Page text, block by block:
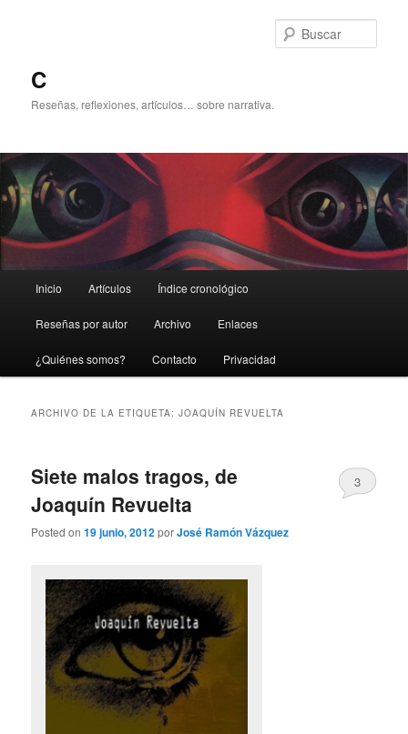
C
Reseñas, reflexiones, artículos… sobre narrativa.
principal
Inicio Artículos Índice cronológico
Reseñas por autor Archivo Enlaces
¿Quiénes somos? Contacto Privacidad
ARCHIVO DE LA ETIQUETA:JOAQUÍN REVUELTA
Siete malos tragos, de
Joaquín Revuelta
Posted on19 junio, 2012porJosé Ramón Vázquez
3